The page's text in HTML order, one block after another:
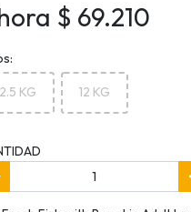
$ 69.210
2.5 KG 12 KG